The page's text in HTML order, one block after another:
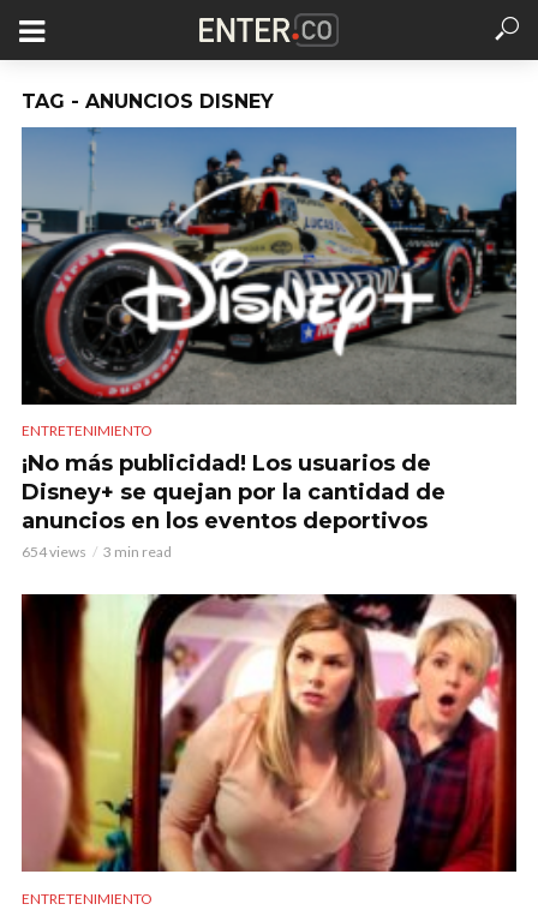
TAG - ANUNCIOS DISNEY
ENTRETENIMIENTO
¡No más publicidad! Los usuarios de
Disney+ se quejan por la cantidad de
anuncios en los eventos deportivos
654 views 3 min read
ENTRETENIMIENTO